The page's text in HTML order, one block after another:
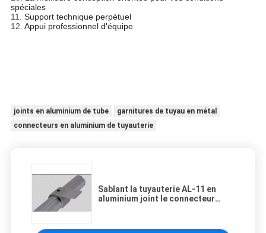
spéciales
11. Support technique perpétuel
12. Appui professionnel d'équipe
joints en aluminium de tube
garnitures de tuyau en métal
connecteurs en aluminium de tuyauterie
Sablant la tuyauterie AL-11 en
aluminium joint le connecteur